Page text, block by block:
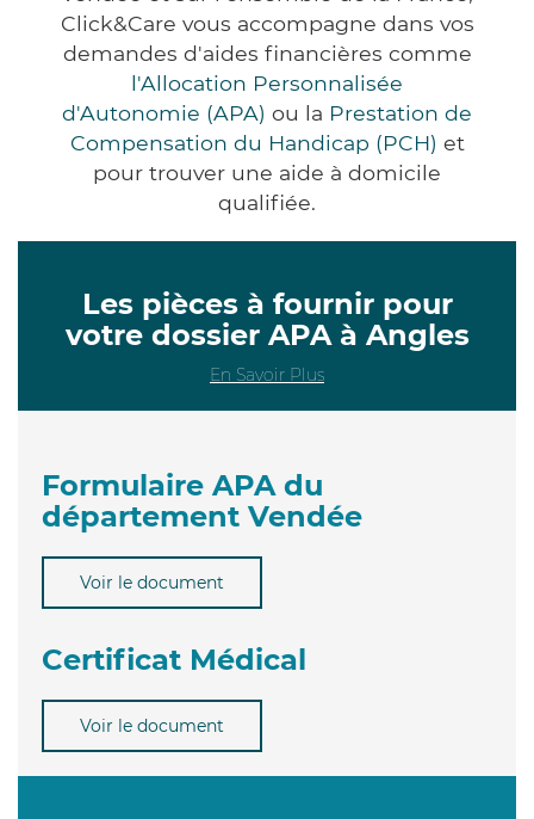
Click&Care vous accompagne dans vos
demandes d'aides financières comme
l'Allocation Personnalisée
d'Autonomie (APA) ou la Prestation de
Compensation du Handicap (PCH) et
pour trouver une aide à domicile
qualifiée.
Les pièces à fournir pour
votre dossier APA à Angles
En Savoir Plus
Formulaire APA du
département Vendée
Voir le document
Certificat Médical
Voir le document